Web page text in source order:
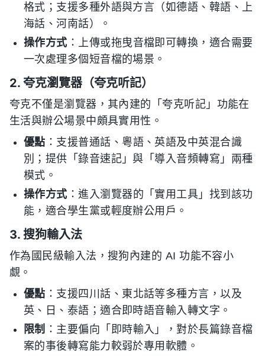
格式；支援多種外語與方言（如德語、韓語、上
海話、河南話）。
操作方式：上傳或拖曳音檔即可轉換，適合需要
一次處理多個短音檔的場景。
2. 夸克瀏覽器（夸克听記）
夸克不僅是瀏覽器，其內建的「夸克听記」功能在
生活與辦公場景中頗具實用性。
優點 ：支援普通話、粵語、英語及中英混合識
別；提供「錄音速記」與「導入音頻轉寫」兩種
模式。
操作方式：進入瀏覽器的「實用工具」找到該功
能，適合學生黨或輕度辦公用戶。
3. 搜狗輸入法
作為國民級輸入法，搜狗內建的 AI 功能不容小
覷。
優點 ：支援四川話、東北話等多種方言，以及
英、日、泰語；適合即時語音輸入轉文字。
限制 ：主要偏向「即時輸入」，對於長篇錄音檔
案的事後轉寫能力較弱於專用軟體。